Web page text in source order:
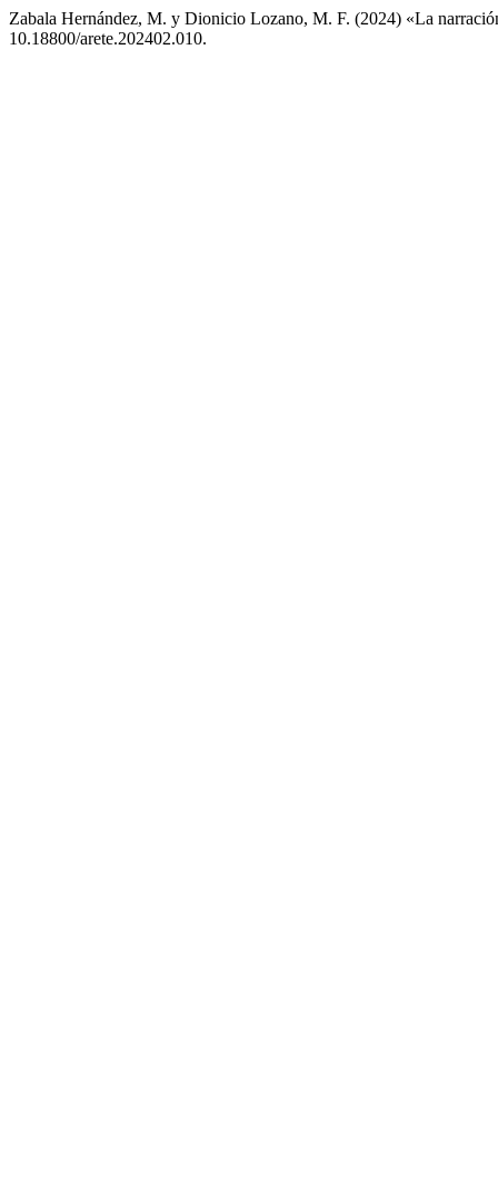
Zabala Hernández, M. y Dionicio Lozano, M. F. (2024) «La
10.18800/arete.202402.010.